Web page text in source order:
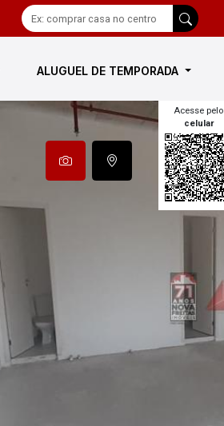
ALUGUEL DE TEMPORADA
Acesse pelo
celular